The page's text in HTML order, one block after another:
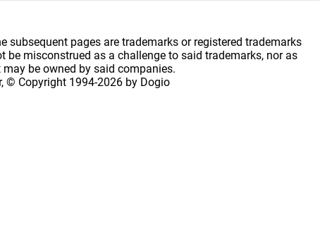
pages are trademarks or registered trademarks
misconstrued as a challenge to said trademarks, nor as
be owned by said companies.
© Copyright 1994-2026 by Dogio